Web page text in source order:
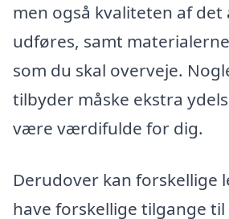
men også kvaliteten af
udføres, samt
som du skal overveje.
tilbyder måske ekstra
være værdifulde for dig.
Derudover kan forskellige
have forskellige tilgange